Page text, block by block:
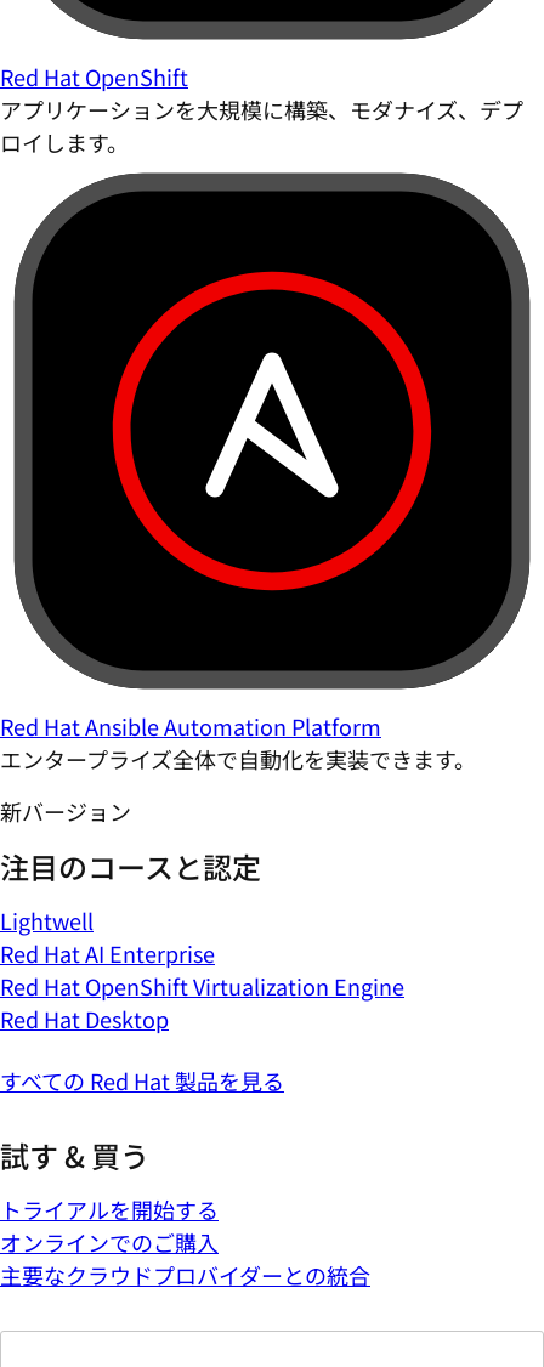
Red Hat OpenShift
アプリケーションを大規模に構築、モダナイズ、デプ
ロイします。
Red Hat Ansible Automation Platform
エンタープライズ全体で自動化を実装できます。
新バージョン
注目のコースと認定
Lightwell
Red Hat AI Enterprise
Red Hat OpenShift Virtualization Engine
Red Hat Desktop
すべての Red Hat 製品を見る
試す & 買う
トライアルを開始する
オンラインでのご購入
主要なクラウドプロバイダーとの統合